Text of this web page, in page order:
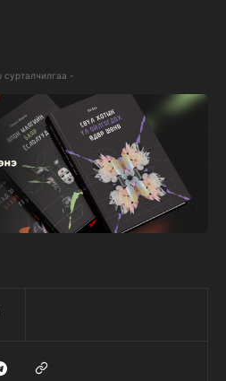
сурталчилгаа -